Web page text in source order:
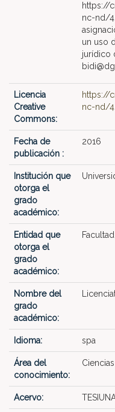
https://
nc-nd/
un uso
jurídico
Licencia
Creative
Commons:
https://
nc-nd/
Fecha de
publicación :
2016
Institución que
otorga el
grado
académico:
Entidad que
otorga el
grado
académico:
Nombre del
grado
académico:
Idioma: spa
Área del
conocimiento:
Acervo: